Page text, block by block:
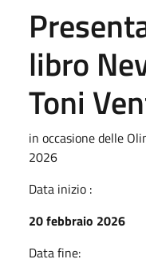
libro
Toni
in occasione delle
2026
Data inizio :
20 febbraio 2026
Data fine: